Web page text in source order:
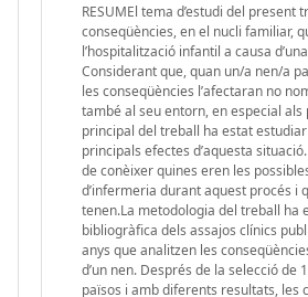
RESUMEl tema d’estudi del present
conseqüències, en el nucli familiar,
l’hospitalització infantil a causa
Considerant que, quan un/a nen/a
les conseqüències l’afectaran no
també al seu entorn, en especial als
principal del treball ha estat
principals efectes d’aquesta
de conèixer quines eren les
d’infermeria durant aquest procés i
tenen.La metodologia del treball ha
bibliogràfica dels assajos clínics
anys que analitzen les
d’un nen. Després de la selecció de
països i amb diferents resultats, les